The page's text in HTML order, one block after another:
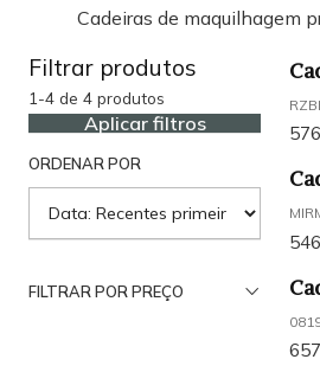
Cadeiras de maquilhagem
Filtrar produtos
1-4 de 4 produtos
Aplicar filtros
ORDENAR POR
FILTRAR POR PREÇO